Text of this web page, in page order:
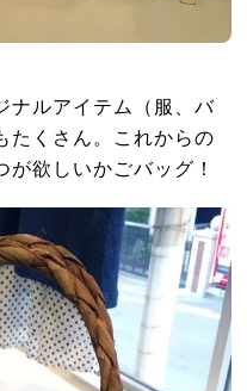
ナルアイテム（服、バ
たくさん。これからの
欲しいかごバッグ！